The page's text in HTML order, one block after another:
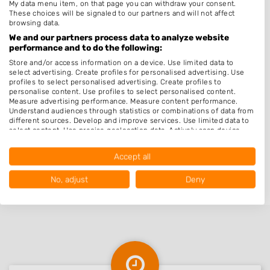
Aldeboarn
Irnsum
Jirnsum
Terkaple
Goëngahuizen
Grou
Akmarijp
Vegelinsoord
Friens
Goingarijp
My data menu item, on that page you can withdraw your consent.
These choices will be signaled to our partners and will not affect
browsing data.
We and our partners process data to analyze website
performance and to do the following:
Store and/or access information on a device. Use limited data to
select advertising. Create profiles for personalised advertising. Use
profiles to select personalised advertising. Create profiles to
personalise content. Use profiles to select personalised content.
Measure advertising performance. Measure content performance.
Understand audiences through statistics or combinations of data from
different sources. Develop and improve services. Use limited data to
select content. Use precise geolocation data. Actively scan device
Data may be shared outside of the European Union and send to the
Your consent and the cookie policy applies solely to this website/app.
View Partner List (1016 IAB Vendors)
We use your data for the following purposes:
Use limited data to select advertising
Accept all
No, adjust Deny